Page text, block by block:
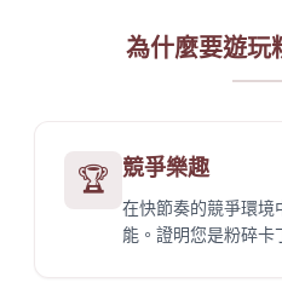
為什麼要遊玩
🏆 競爭樂趣
在快節奏的競爭環境
能。證明您是粉碎卡